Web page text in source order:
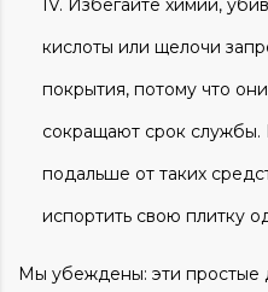
Избегайте химии,
кислоты или щелочи
покрытия, потому что
сокращают срок
подальше от таких
испортить свою плитку
Мы убеждены: эти простые